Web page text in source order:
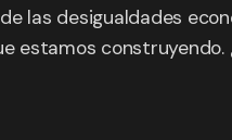
las desigualdades
estamos